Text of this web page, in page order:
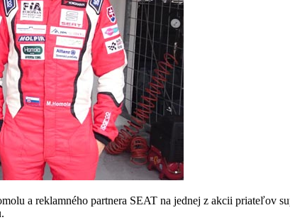
a reklamného partnera SEAT na jednej z akcii priateľov